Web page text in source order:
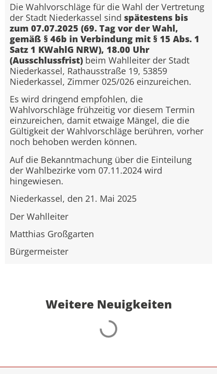
Die Wahlvorschläge für die Wahl der Vertretung
der Stadt Niederkassel sind spätestens bis
zum 07.07.2025 (69. Tag vor der Wahl,
gemäß § 46b in Verbindung mit § 15 Abs. 1
Satz 1 KWahlG NRW), 18.00 Uhr
(Ausschlussfrist) beim Wahlleiter der Stadt
Niederkassel, Rathausstraße 19, 53859
Niederkassel, Zimmer 025/026 einzureichen.
Es wird dringend empfohlen, die
Wahlvorschläge frühzeitig vor diesem Termin
einzureichen, damit etwaige Mängel, die die
Gültigkeit der Wahlvorschläge berühren, vorher
noch behoben werden können.
Auf die Bekanntmachung über die Einteilung
der Wahlbezirke vom 07.11.2024 wird
hingewiesen.
Niederkassel, den 21. Mai 2025
Der Wahlleiter
Matthias Großgarten
Bürgermeister
Weitere Neuigkeiten